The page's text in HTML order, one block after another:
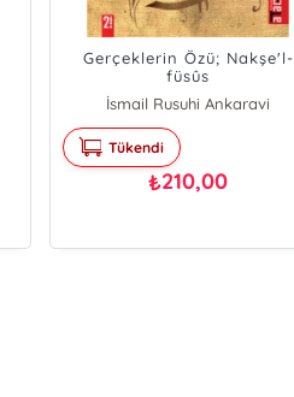
Gerçeklerin Özü; Nakşe'l-
füsûs
İsmail Rusuhi Ankaravi
Muhyiddin İbn Arabi
Tükendi
₺210,00